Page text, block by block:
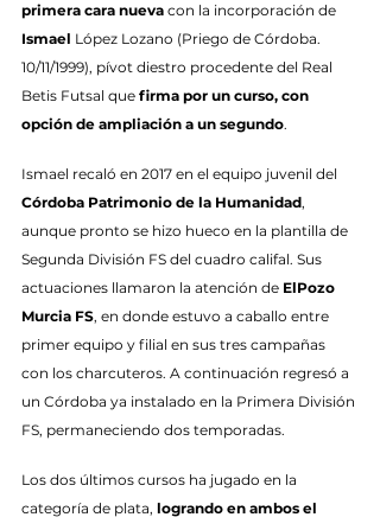
primera cara nueva con la incorporación de
Ismael López Lozano (Priego de Córdoba.
10/11/1999), pívot diestro procedente del Real
Betis Futsal que firma por un curso, con
opción de ampliación a un segundo.
Ismael recaló en 2017 en el equipo juvenil del
Córdoba Patrimonio de la Humanidad,
aunque pronto se hizo hueco en la plantilla de
Segunda División FS del cuadro califal. Sus
actuaciones llamaron la atención de ElPozo
Murcia FS, en donde estuvo a caballo entre
primer equipo y filial en sus tres campañas
con los charcuteros. A continuación regresó a
un Córdoba ya instalado en la Primera División
FS, permaneciendo dos temporadas.
Los dos últimos cursos ha jugado en la
categoría de plata, logrando en ambos el